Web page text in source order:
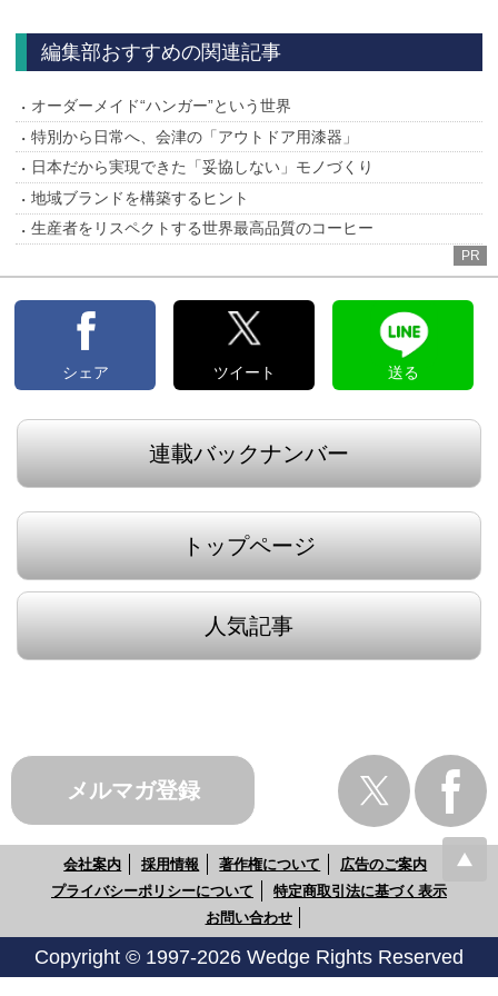
編集部おすすめの関連記事
オーダーメイド“ハンガー”という世界
特別から日常へ、会津の「アウトドア用漆器」
日本だから実現できた「妥協しない」モノづくり
地域ブランドを構築するヒント
生産者をリスペクトする世界最高品質のコーヒー
PR
シェア ツイート 送る
連載バックナンバー
トップページ
人気記事
メルマガ登録
会社案内 採用情報 著作権について
広告のご案内
プライバシーポリシーについて
特定商取引法に基づく表示
お問い合わせ
Copyright © 1997-2026 Wedge Rights Reserved